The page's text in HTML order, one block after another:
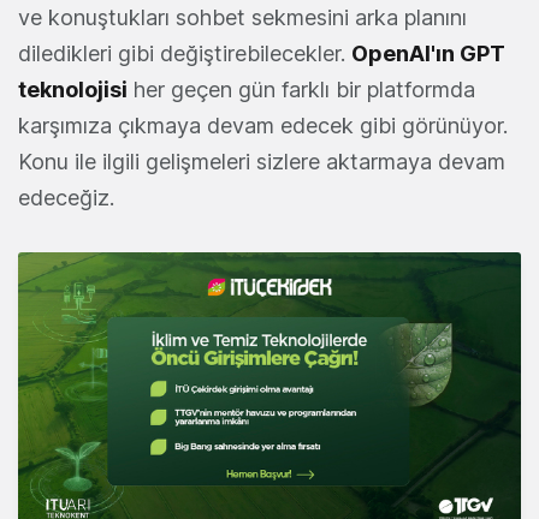
ve konuştukları sohbet sekmesini arka planını
diledikleri gibi değiştirebilecekler. OpenAI'ın GPT
teknolojisi her geçen gün farklı bir platformda
karşımıza çıkmaya devam edecek gibi görünüyor.
Konu ile ilgili gelişmeleri sizlere aktarmaya devam
edeceğiz.